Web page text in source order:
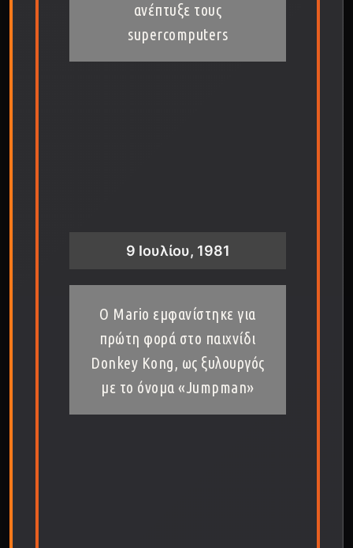
ανέπτυξε τους
supercomputers
9 Ιουλίου, 1981
Ο Mario εμφανίστηκε για
πρώτη φορά στο παιχνίδι
Donkey Kong, ως ξυλουργός
με το όνομα «Jumpman»